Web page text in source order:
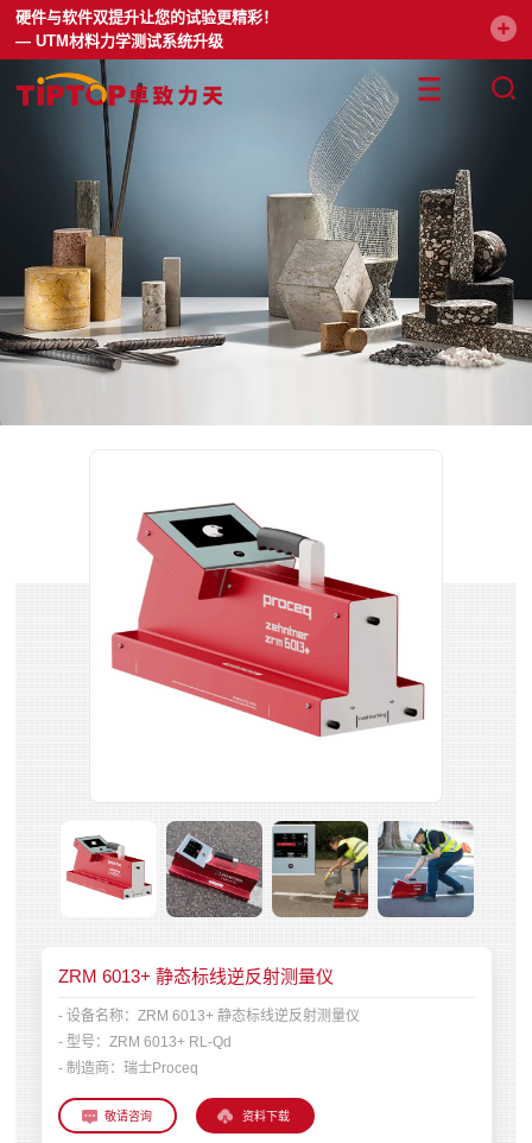
硬件与软件双提升让您的试验更精彩！
— UTM材料力学测试系统升级
ZRM 6013+ 静态标线逆反射测量仪
- 设备名称：
ZRM 6013+ 静态标线逆反射测量仪
- 型号：
ZRM 6013+ RL-Qd
- 制造商： 瑞士Proceq
资料下载